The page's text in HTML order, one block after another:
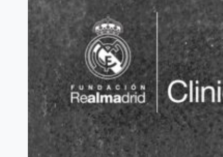
14.08.2025…